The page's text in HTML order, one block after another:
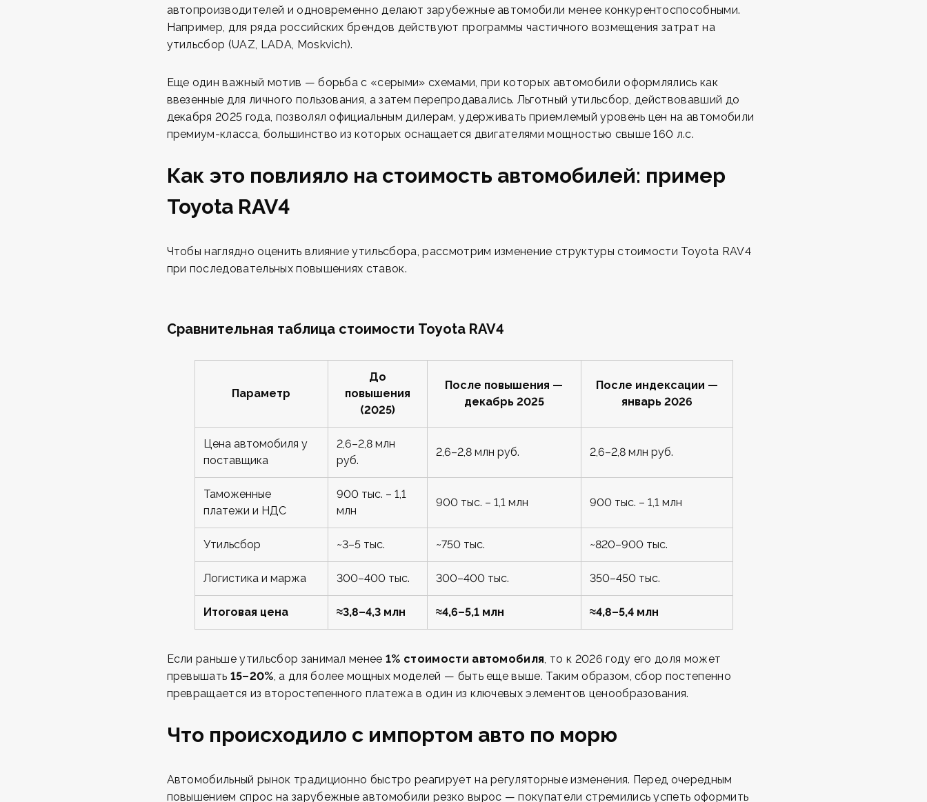
автопроизводителей и одновременно делают зарубежные автомобили менее конкурентоспособными.
Например, для ряда российских брендов действуют программы частичного возмещения затрат на
утильсбор (UAZ, LADA, Moskvich).
Еще один важный мотив — борьба с «серыми» схемами, при которых автомобили оформлялись как
ввезенные для личного пользования, а затем перепродавались. Льготный утильсбор, действовавший до
декабря 2025 года, позволял официальным дилерам, удерживать приемлемый уровень цен на автомобили
премиум-класса, большинство из которых оснащается двигателями мощностью свыше 160 л.с.
Как это повлияло на стоимость автомобилей: пример
Toyota RAV4
Чтобы наглядно оценить влияние утильсбора, рассмотрим изменение структуры стоимости Toyota RAV4
при последовательных повышениях ставок.
Сравнительная таблица стоимости Toyota RAV4
Параметр
До
повышения
(2025)
После повышения —
декабрь 2025
После индексации —
январь 2026
Цена автомобиля у
поставщика
2,6–2,8 млн
руб.
2,6–2,8 млн руб. 2,6–2,8 млн руб.
Таможенные
платежи и НДС
900 тыс. – 1,1
млн
900 тыс. – 1,1 млн 900 тыс. – 1,1 млн
Утильсбор ~3–5 тыс. ~750 тыс. ~820–900 тыс.
Логистика и маржа 300–400 тыс. 300–400 тыс. 350–450 тыс.
Итоговая цена ≈3,8–4,3 млн ≈4,6–5,1 млн ≈4,8–5,4 млн
Если раньше утильсбор занимал менее1% стоимости автомобиля , то к 2026 году его доля может
превышать 15–20% , а для более мощных моделей — быть еще выше. Таким образом, сбор постепенно
превращается из второстепенного платежа в один из ключевых элементов ценообразования.
Что происходило с импортом авто по морю
Автомобильный рынок традиционно быстро реагирует на регуляторные изменения. Перед очередным
повышением спрос на зарубежные автомобили резко вырос — покупатели стремились успеть оформить